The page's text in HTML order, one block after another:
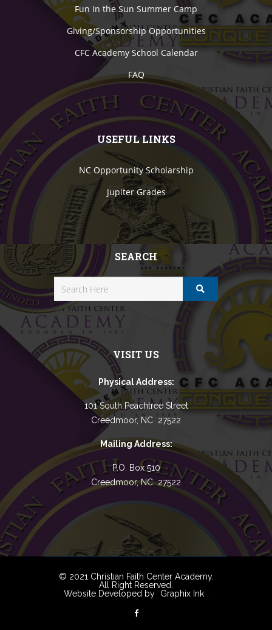
Fun In the Sun Summer Camp
Giving/Sponsorship Opportunities
CFC Academy School Calendar
FAQ
USEFUL LINKS
NC Opportunity Scholarship
Jupiter Grades
SEARCH
VISIT US
Physical Address:
101 South Peachtree Street
Creedmoor, NC 27522
Mailing Address:
P.O. Box 510
Creedmoor, NC 27522
© 2021 Christian Faith Center Academy.
All Right Reserved.
Website Developed by
Graphix Ink